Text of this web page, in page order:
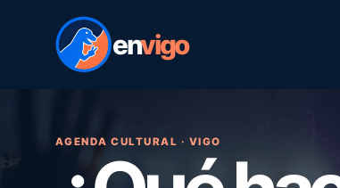
envigo
AGENDA CULTURAL · VIGO